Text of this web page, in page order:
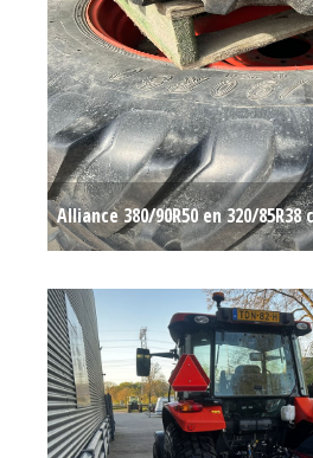
Alliance 380/90R50 en 320/